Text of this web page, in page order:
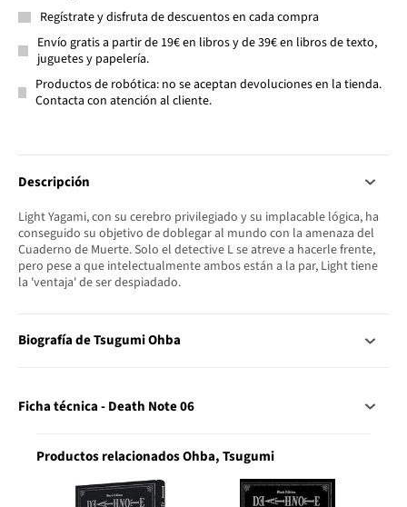
Regístrate y disfruta de descuentos en cada compra
Envío gratis a partir de 19€ en libros y de 39€ en libros de texto,
juguetes y papelería.
Productos de robótica: no se aceptan devoluciones en la tienda.
Contacta con atención al cliente.
Descripción
Light Yagami, con su cerebro privilegiado y su implacable lógica, ha
conseguido su objetivo de doblegar al mundo con la amenaza del
Cuaderno de Muerte. Solo el detective L se atreve a hacerle frente,
pero pese a que intelectualmente ambos están a la par, Light tiene
la 'ventaja' de ser despiadado.
Biografía de Tsugumi Ohba
Ficha técnica - Death Note 06
Productos relacionados Ohba, Tsugumi